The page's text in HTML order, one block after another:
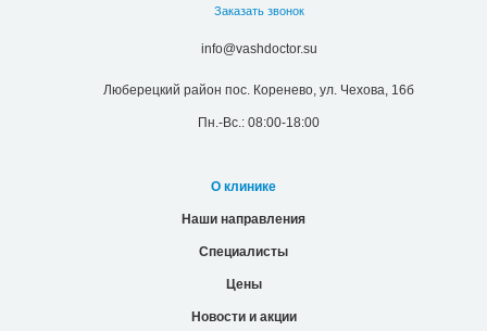
Заказать звонок
info@vashdoctor.su
Люберецкий район пос. Коренево, ул. Чехова, 16б
Пн.-Вс.: 08:00-18:00
О клинике
Наши направления
Специалисты
Цены
Новости и акции